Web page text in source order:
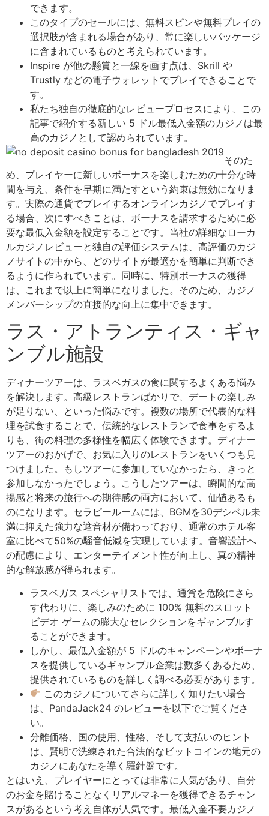
できます。
このタイプのセールには、無料スピンや無料プレイの
選択肢が含まれる場合があり、常に楽しいパッケージ
に含まれているものと考えられています。
Inspire が他の懸賞と一線を画す点は、Skrill や
Trustly などの電子ウォレットでプレイできることで
す。
私たち独自の徹底的なレビュープロセスにより、この
記事で紹介する新しい 5 ドル最低入金額のカジノは最
高のカジノとして認められています。
そのた
め、プレイヤーに新しいボーナスを楽しむための十分な時
間を与え、条件を早期に満たすという約束は無効になりま
す。実際の通貨でプレイするオンラインカジノでプレイす
る場合、次にすべきことは、ボーナスを請求するために必
要な最低入金額を設定することです。当社の詳細なローカ
ルカジノレビューと独自の評価システムは、高評価のカジ
ノサイトの中から、どのサイトが最適かを簡単に判断でき
るように作られています。同時に、特別ボーナスの獲得
は、これまで以上に簡単になりました。そのため、カジノ
メンバーシップの直接的な向上に集中できます。
ラス・アトランティス・ギャ
ンブル施設
ディナーツアーは、ラスベガスの食に関するよくある悩み
を解決します。高級レストランばかりで、デートの楽しみ
が足りない、といった悩みです。複数の場所で代表的な料
理を試食することで、伝統的なレストランで食事をするよ
りも、街の料理の多様性を幅広く体験できます。ディナー
ツアーのおかげで、お気に入りのレストランをいくつも見
つけました。もしツアーに参加していなかったら、きっと
参加しなかったでしょう。こうしたツアーは、瞬間的な高
揚感と将来の旅行への期待感の両方において、価値あるも
のになります。セラピールームには、BGMを30デシベル未
満に抑えた強力な遮音材が備わっており、通常のホテル客
室に比べて50%の騒音低減を実現しています。音響設計へ
の配慮により、エンターテイメント性が向上し、真の精神
的な解放感が得られます。
ラスベガス スペシャリストでは、通貨を危険にさら
す代わりに、楽しみのために 100% 無料のスロット
ビデオ ゲームの膨大なセレクションをギャンブルす
ることができます。
しかし、最低入金額が 5 ドルのキャンペーンやボーナ
スを提供しているギャンブル企業は数多くあるため、
提供されているものを詳しく調べる必要があります。
このカジノについてさらに詳しく知りたい場合
は、PandaJack24 のレビューを以下でご覧くださ
い。
分離価格、国の使用、性格、そして支払いのヒント
は、賢明で洗練された合法的なビットコインの地元の
カジノにあなたを導く羅針盤です。
とはいえ、プレイヤーにとっては非常に人気があり、自分
のお金を賭けることなくリアルマネーを獲得できるチャン
スがあるという考え自体が人気です。最低入金不要カジノ